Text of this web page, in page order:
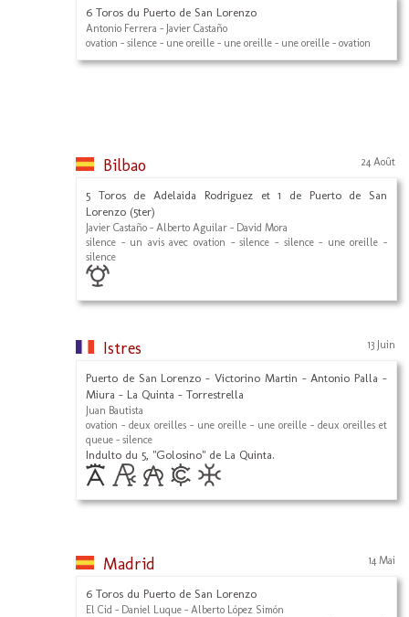
6 Toros du Puerto de San Lorenzo
Antonio Ferrera - Javier Castaño
ovation - silence - une oreille - une oreille - une oreille - ovation
Bilbao 24 Août
5 Toros de Adelaida Rodriguez et 1 de Puerto de San
Lorenzo (5ter)
Javier Castaño - Alberto Aguilar - David Mora
silence - un avis avec ovation - silence - silence - une oreille -
silence
Istres 13 Juin
Puerto de San Lorenzo - Victorino Martin - Antonio Palla -
Miura - La Quinta - Torrestrella
Juan Bautista
ovation - deux oreilles - une oreille - une oreille - deux oreilles et
queue - silence
Indulto du 5, "Golosino" de La Quinta.
Madrid 14 Mai
6 Toros du Puerto de San Lorenzo
El Cid - Daniel Luque - Alberto López Simón